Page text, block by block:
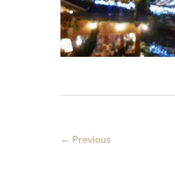
← Previous